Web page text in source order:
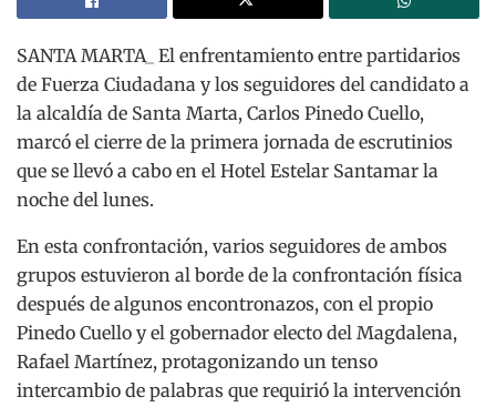
SANTA MARTA_ El enfrentamiento entre partidarios
de Fuerza Ciudadana y los seguidores del candidato a
la alcaldía de Santa Marta, Carlos Pinedo Cuello,
marcó el cierre de la primera jornada de escrutinios
que se llevó a cabo en el Hotel Estelar Santamar la
noche del lunes.
En esta confrontación, varios seguidores de ambos
grupos estuvieron al borde de la confrontación física
después de algunos encontronazos, con el propio
Pinedo Cuello y el gobernador electo del Magdalena,
Rafael Martínez, protagonizando un tenso
intercambio de palabras que requirió la intervención